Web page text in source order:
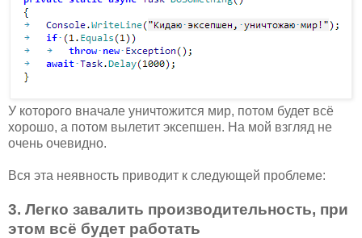
У которого вначале уничтожится мир, потом будет всё
хорошо, а потом вылетит эксепшен. На мой взгляд не
очень очевидно.
Вся эта неявность приводит к следующей проблеме:
3. Легко завалить производительность, при
этом всё будет работать